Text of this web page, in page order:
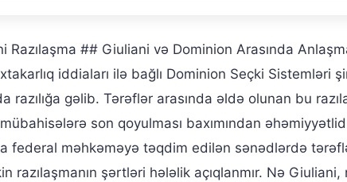
Razılaşma ## Giuliani və Dominion Arasında
iddiaları ilə bağlı Dominion Seçki Sistemləri
razılığa gəlib. Tərəflər arasında əldə olunan bu
son qoyulması baxımından
federal məhkəməyə təqdim edilən sənədlərdə
razılaşmanın şərtləri hələlik açıqlanmır. Nə Giuliani,